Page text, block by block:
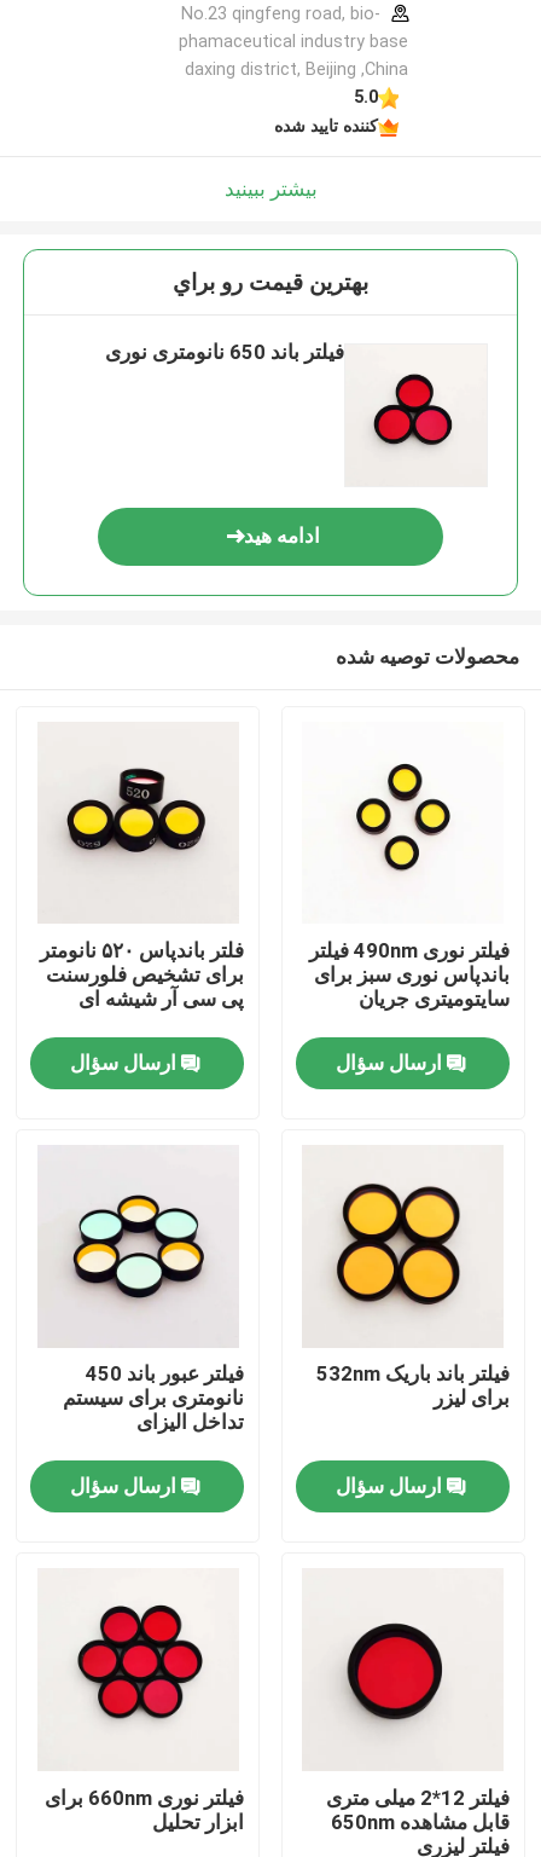
محصولات
فیلم های
دربارهی ما
کارخانه تور
درخواست نقل قول
فیلتر باندپاس نوری
فیلتر باند فلورسنت
No.23 qingfeng road, bio-
phamaceutical industry base
daxing district, Beijing ,China
5.0
کننده تایید شده
بیشتر ببینید
بهترين قيمت رو براي
فیلتر باند 650 نانومتری نوری
ادامه هید
محصولات توصیه شده
فیلتر نوری 490nm فیلتر
باندپاس نوری سبز برای
سایتومیتری جریان
ارسال سؤال
فلتر باندپاس ۵۲۰ نانومتر
برای تشخیص فلورسنت
پی سی آر شیشه ای
ارسال سؤال
فیلتر باند باریک 532nm
برای لیزر
ارسال سؤال
فیلتر عبور باند 450
نانومتری برای سیستم
تداخل الیزای
ارسال سؤال
فیلتر 12*2 میلی متری
قابل مشاهده 650nm
فیلتر لیزری
فیلتر نوری 660nm برای
ابزار تحلیل